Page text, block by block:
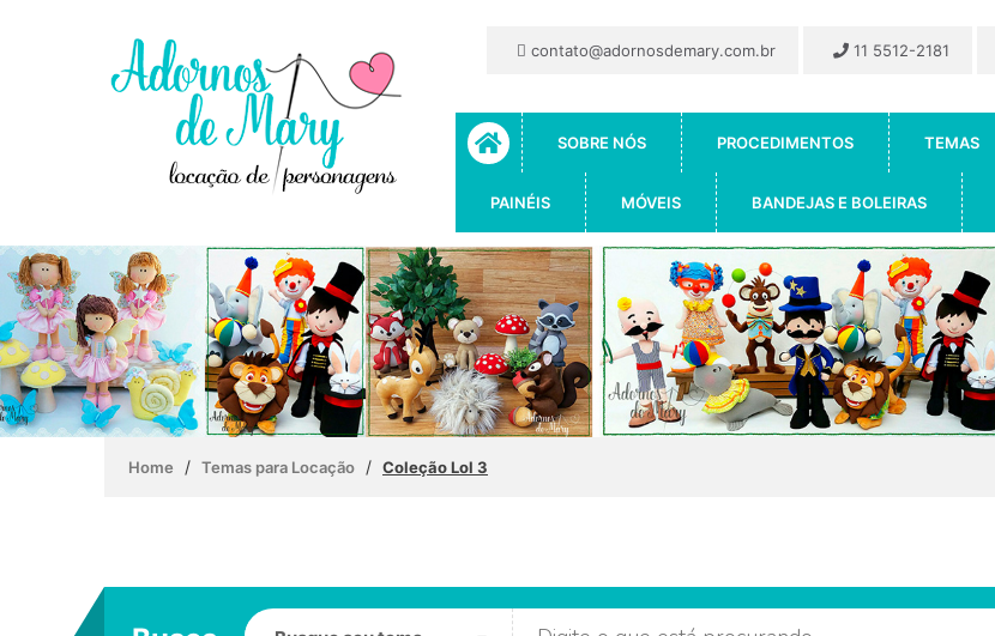
contato@adornosdemary.com.br 11 5512-2181
SOBRE NÓS PROCEDIMENTOS TEMAS
PAINÉIS MÓVEIS BANDEJAS E BOLEIRAS
Home / Temas para Locação / Coleção Lol 3